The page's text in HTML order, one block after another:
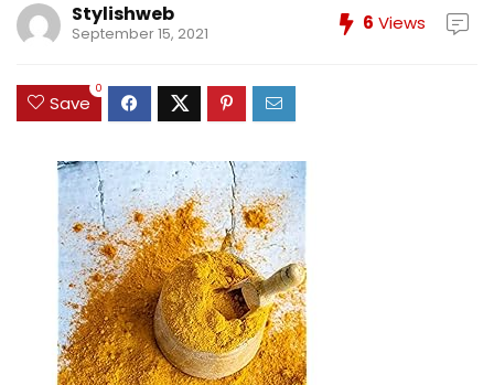
Stylishweb
September 15, 2021 6 Views
Save
0